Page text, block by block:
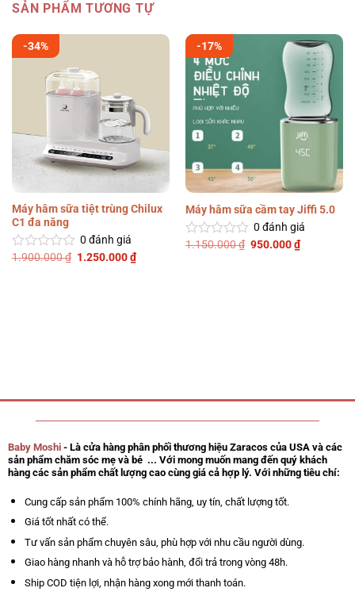
SẢN PHẨM TƯƠNG TỰ
-34%
Máy hâm sữa tiệt trùng Chilux
C1 đa năng
Được
0 đánh giá
1.900.000₫ Giá
1.250.000₫Giá
hiện
-17%
Máy hâm sữa cầm tay Jiffi 5.0
Được
0 đánh giá
1.150.000₫ Giá
950.000₫Giá
hiện
Baby Moshi- Là cửa hàng phân phối thương hiệu Zaracos của USA và các
sản phẩm chăm sóc mẹ và bé ... Với mong muốn mang đến quý khách
hàng các sản phẩm chất lượng cao cùng giá cả hợp lý. Với những tiêu chí:
Cung cấp sản phẩm 100% chính hãng, uy tín, chất lượng tốt.
Giá tốt nhất có thể.
Tư vấn sản phẩm chuyên sâu, phù hợp với nhu cầu người dùng.
Giao hàng nhanh và hỗ trợ bảo hành, đổi trả trong vòng 48h.
Ship COD tiện lợi, nhận hàng xong mới thanh toán.